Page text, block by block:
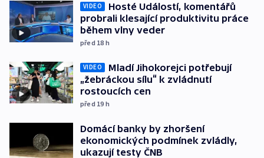
VIDEO
Hosté Událostí, komentářů
probrali klesající produktivitu práce
během vlny veder
před 18 h
VIDEO
Mladí Jihokorejci potřebují
„žebráckou sílu“ k zvládnutí
rostoucích cen
před 19 h
Domácí banky by zhoršení
ekonomických podmínek zvládly,
ukazují testy ČNB